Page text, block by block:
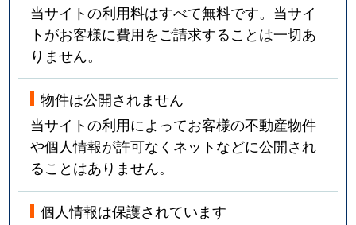
当サイトの利用料はすべて無料です。当サイ
トがお客様に費用をご請求することは一切あ
りません。
物件は公開されません
当サイトの利用によってお客様の不動産物件
や個人情報が許可なくネットなどに公開され
ることはありません。
個人情報は保護されています